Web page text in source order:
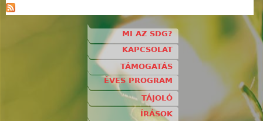
MI AZ SDG?
KAPCSOLAT
TÁMOGATÁS
ÉVES PROGRAM
TÁJOLÓ
ÍRÁSOK